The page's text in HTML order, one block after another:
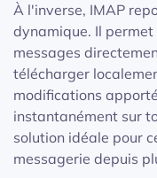
À l'inverse, IMAP
dynamique. Il
messages
télécharger
modifications
instantanément sur
solution idéale pour
messagerie depuis